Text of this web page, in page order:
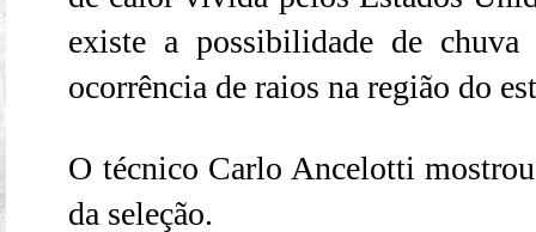
existe a possibilidade de
ocorrência de raios na região do
O técnico Carlo Ancelotti
da seleção.